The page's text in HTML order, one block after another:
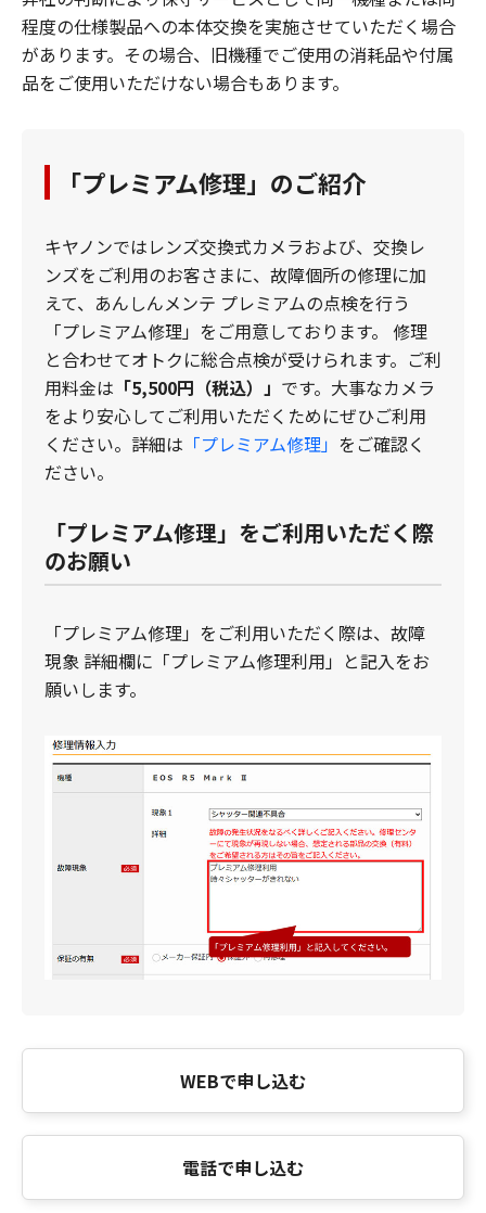
程度の仕様製品への本体交換を実施させていただく場合
があります。その場合、旧機種でご使用の消耗品や付属
品をご使用いただけない場合もあります。
「プレミアム修理」のご紹介
キヤノンではレンズ交換式カメラおよび、交換レ
ンズをご利用のお客さまに、故障個所の修理に加
えて、あんしんメンテ プレミアムの点検を行う
「プレミアム修理」をご用意しております。 修理
と合わせてオトクに総合点検が受けられます。ご利
用料金は 「5,500円（税込）」 です。大事なカメラ
をより安心してご利用いただくためにぜひご利用
ください。詳細は 「プレミアム修理」 をご確認く
ださい。
「プレミアム修理」をご利用いただく際
のお願い
「プレミアム修理」をご利用いただく際は、故障
現象 詳細欄に「プレミアム修理利用」と記入をお
願いします。
WEBで申し込む
電話で申し込む